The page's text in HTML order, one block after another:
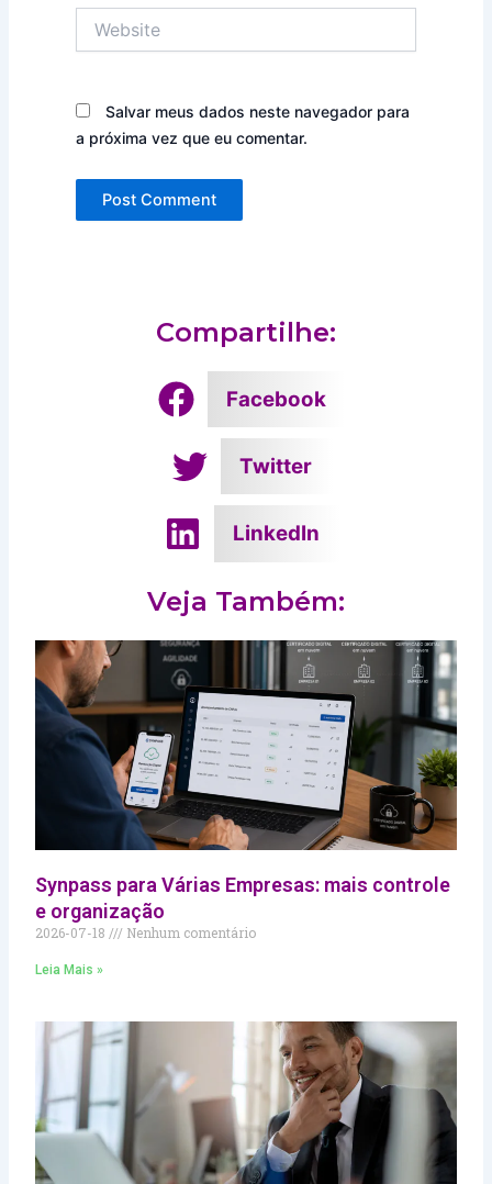
Salvar meus dados neste navegador para
a próxima vez que eu comentar.
Compartilhe:
Facebook
Twitter
LinkedIn
Veja Também:
Synpass para Várias Empresas: mais controle
e organização
2026-07-18 Nenhum comentário
Leia Mais »